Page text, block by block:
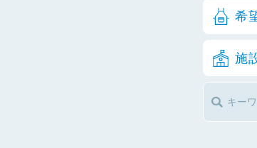
希
施